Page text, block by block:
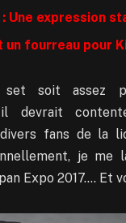
Une expression
un fourreau pour
soit assez
il devrait
fans de la
je me
Expo 2017…. Et